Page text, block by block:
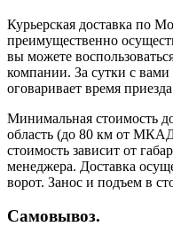
Курьерская доставка по
преимущественно
вы можете
компании. За сутки с вами
оговаривает время
Минимальная стоимость
область (до 80 км от
стоимость зависит от
менеджера. Доставка
ворот. Занос и подъем в
Самовывоз.